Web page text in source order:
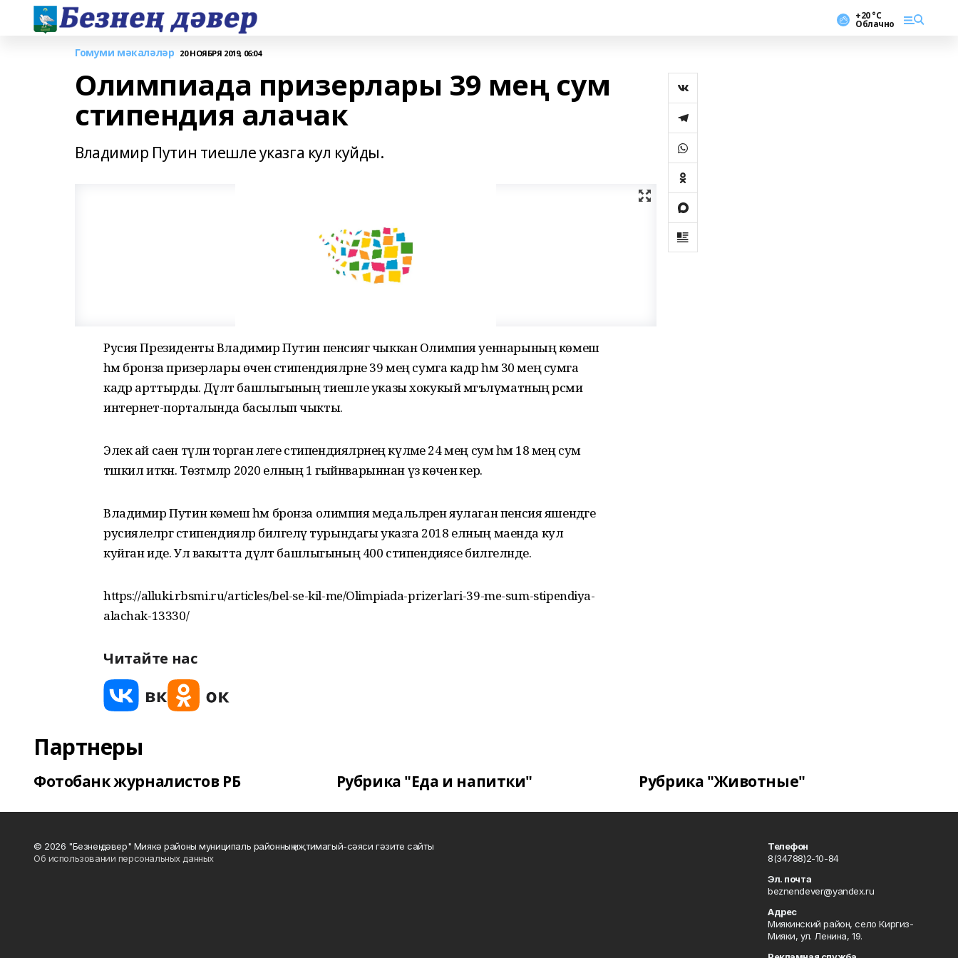
+20 °С
Облачно
Гомуми мәкаләләр 20 НОЯБРЯ 2019, 06:04
Олимпиада призерлары 39 мең сум
стипендия алачак
Владимир Путин тиешле указга кул куйды.
Русия Президенты Владимир Путин пенсиягә чыккан Олимпия уеннарының көмеш
һәм бронза призерлары өчен стипендияләрне 39 мең сумга кадәр һәм 30 мең сумга
кадәр арттырды. Дәүләт башлыгының тиешле указы хокукый мәгълүматның рәсми
интернет-порталында басылып чыкты.
Элек ай саен түләнә торган әлеге стипендияләрнең күләме 24 мең сум һәм 18 мең сум
тәшкил иткән. Төзәтмәләр 2020 елның 1 гыйнварыннан үз көченә керә.
Владимир Путин көмеш һәм бронза олимпия медальләрен яулаган пенсия яшендәге
русиялеләргә стипендияләр билгеләү турындагы указга 2018 елның маенда кул
куйган иде. Ул вакытта дәүләт башлыгының 400 стипендиясе билгеләнде.
https://alluki.rbsmi.ru/articles/bel-se-kil-me/Olimpiada-prizerlari-39-me-sum-stipendiya-
alachak-13330/
Читайте нас
Партнеры
Фотобанк журналистов РБ Рубрика "Еда и напитки" Рубрика "Животные"
© 2026 "Безнең дәвер" Миякә районы муниципаль районның иҗтимагый-сәяси гәзите сайты
Об использовании персональных данных
Телефон
8(34788)2-10-84
Эл. почта
beznendever@yandex.ru
Адрес
Миякинский район, село Киргиз-
Мияки, ул. Ленина, 19.